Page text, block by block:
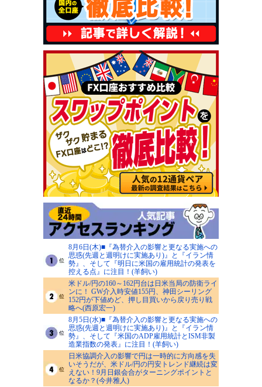
8月6日(木)■『為替介入の影響と更なる実施への
思惑(先週と週明けに実施あり)』と『イラン情
勢』、そして『明日に米国の雇用統計の発表を
控える点』に注目！(羊飼い)
米ドル/円の160～162円台は日米当局の防衛ライ
ンに！ GW介入時安値155円、神田シーリング
152円が下値めど、押し目買いから戻り売り戦
略へ(西原宏一)
8月5日(水)■『為替介入の影響と更なる実施への
思惑(先週と週明けに実施あり)』と『イラン情
勢』、そして『米国のADP雇用統計とISM非製
造業指数の発表』に注目！(羊飼い)
日米協調介入の影響で円は一時的に方向感を失
いそうだが、米ドル/円の円安トレンド継続は変
えない！9月日銀会合がターニングポイントと
なるか？(今井雅人)